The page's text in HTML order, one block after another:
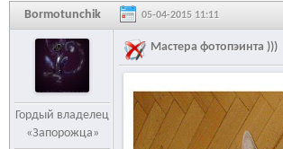
Bormotunchik 05-04-2015 11:11
Гордый владелец
«Запорожца»
Мастера фотопэинта )))